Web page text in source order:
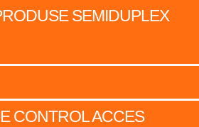
SEMIDUPLEX
CONTROL ACCES